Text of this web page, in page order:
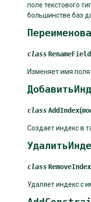
поле текстового
большинстве баз
class RenameField
Изменяет имя поля
classAddIndex(
Создает индекс в
class RemoveIndex
Удаляет индекс с